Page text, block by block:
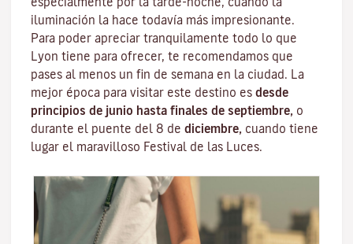
iluminación la hace todavía más impresionante.
Para poder apreciar tranquilamente todo lo que
Lyon tiene para ofrecer, te recomendamos que
pases al menos un fin de semana en la ciudad. La
mejor época para visitar este destino es desde
principios de junio hasta finales de septiembre, o
durante el puente del 8 de diciembre, cuando tiene
lugar el maravilloso Festival de las Luces.